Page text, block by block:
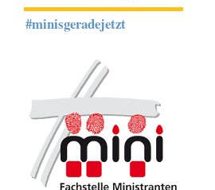
#minisgeradejetzt